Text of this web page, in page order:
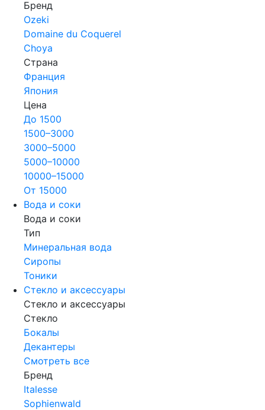
Бренд
Ozeki
Domaine du Coquerel
Choya
Страна
Франция
Япония
Цена
До 1500
1500–3000
3000–5000
5000–10000
10000–15000
От 15000
Вода и соки
Вода и соки
Тип
Минеральная вода
Сиропы
Тоники
Стекло и аксессуары
Стекло и аксессуары
Стекло
Бокалы
Декантеры
Смотреть все
Бренд
Italesse
Sophienwald